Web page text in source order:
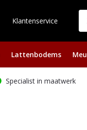
Klantenservice
Lattenbodems
Specialist in maatwerk